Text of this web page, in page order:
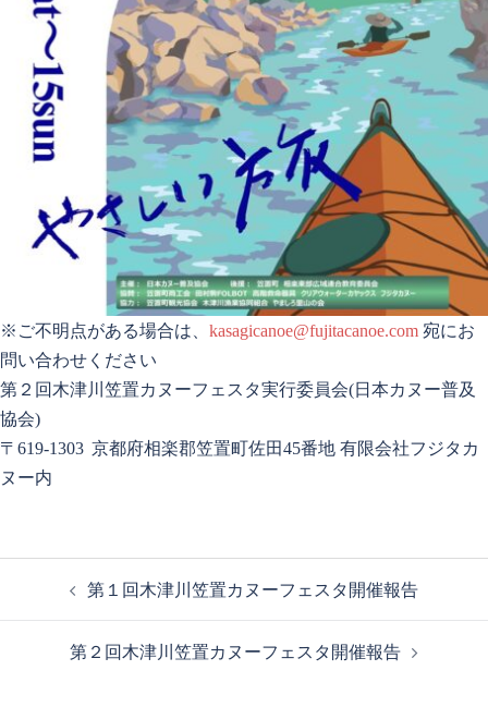
※ご不明点がある場合は、 kasagicanoe@fujitacanoe.com 宛にお
問い合わせください
第２回木津川笠置カヌーフェスタ実行委員会(日本カヌー普及
協会)
〒619-1303 京都府相楽郡笠置町佐田45番地 有限会社フジタカ
ヌー内
第１回木津川笠置カヌーフェスタ開催報告
第２回木津川笠置カヌーフェスタ開催報告